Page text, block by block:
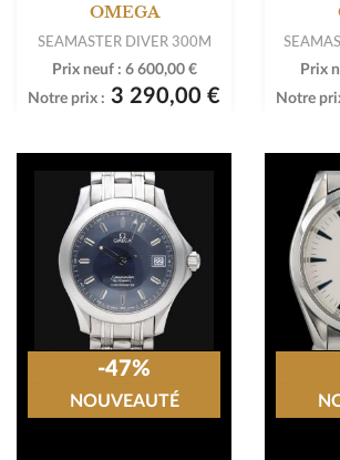
OMEGA
SEAMASTER DIVER 300M
Prix neuf : 6 600,00 €
Notre prix : 3 290,00 €
Prix
Notre
-47%
NOUVEAUTÉ